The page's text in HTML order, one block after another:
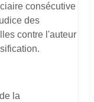
consécutive
des
contre l'auteur
la